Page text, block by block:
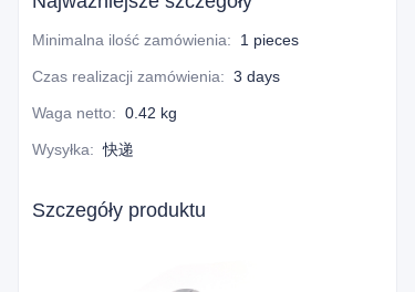
Minimalna ilość zamówienia: 1 pieces
Czas realizacji zamówienia: 3 days
Waga netto: 0.42 kg
Wysyłka: 快递
Szczegóły produktu